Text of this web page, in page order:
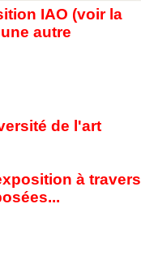
IAO (voir la
autre
de l'art
à travers